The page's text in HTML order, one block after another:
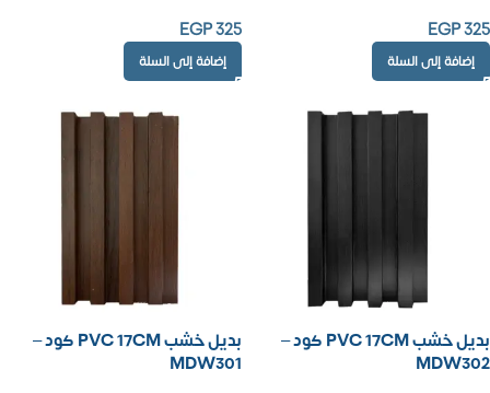
EGP325
إضافة إلى السلة
EGP325
إضافة إلى السلة
بديل خشب PVC 17CM كود –
MDW302
بديل خشب PVC 17CM كود –
MDW301